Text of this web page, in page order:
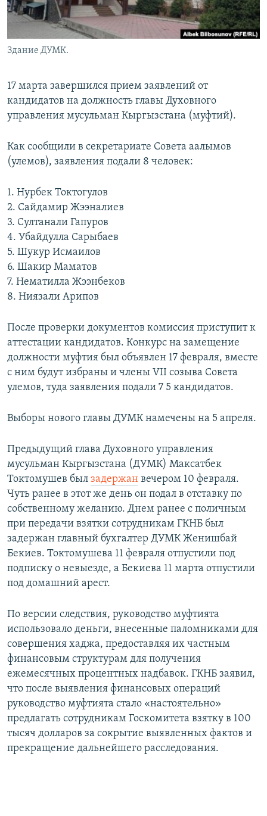
Здание ДУМК.
17 марта завершился прием заявлений от
кандидатов на должность главы Духовного
управления мусульман Кыргызстана (муфтий).
Как сообщили в секретариате Совета аалымов
(улемов), заявления подали 8 человек:
1. Нурбек Токтогулов
2. Сайдамир Жээналиев
3. Султанали Гапуров
4. Убайдулла Сарыбаев
5. Шукур Исмаилов
6. Шакир Маматов
7. Нематилла Жээнбеков
8. Ниязали Арипов
После проверки документов комиссия приступит к
аттестации кандидатов. Конкурс на замещение
должности муфтия был объявлен 17 февраля, вместе
с ним будут избраны и члены VII созыва Совета
улемов, туда заявления подали 7 5 кандидатов.
Выборы нового главы ДУМК намечены на 5 апреля.
Предыдущий глава Духовного управления
мусульман Кыргызстана (ДУМК) Максатбек
Токтомушев был задержан вечером 10 февраля.
Чуть ранее в этот же день он подал в отставку по
собственному желанию. Днем ранее с поличным
при передачи взятки сотрудникам ГКНБ был
задержан главный бухгалтер ДУМКЖенишбай
Бекиев. Токтомушева 11 февраля отпустили под
подписку о невыезде, а Бекиева 11 марта отпустили
под домашний арест.
По версии следствия, руководство муфтията
использовало деньги, внесенные паломниками для
совершения хаджа, предоставляя их частным
финансовым структурам для получения
ежемесячных процентных надбавок. ГКНБ заявил,
что после выявления финансовых операций
руководство муфтията стало «настоятельно»
предлагать сотрудникам Госкомитета взятку в 100
тысяч долларов за сокрытие выявленных фактов и
прекращение дальнейшего расследования.